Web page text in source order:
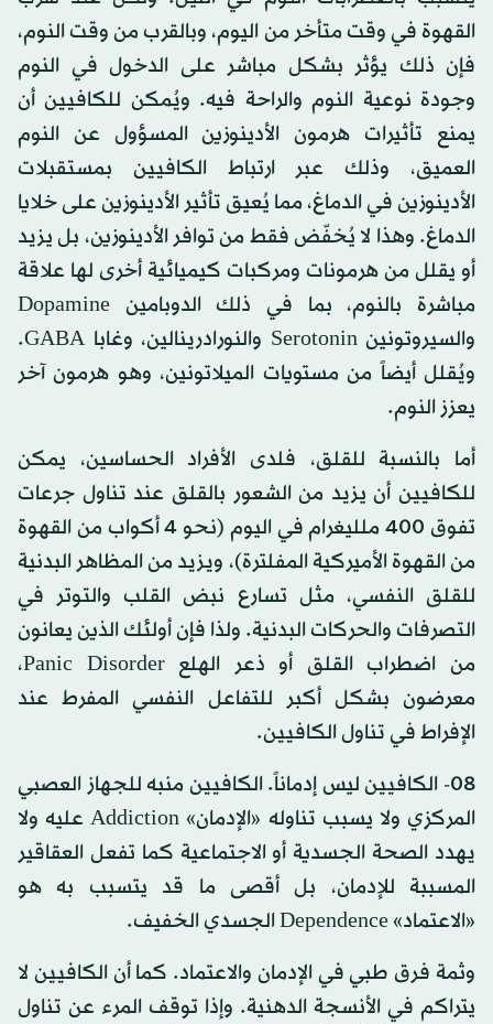
القهوة في وقت متأخر من اليوم، وبالقرب من وقت النوم،
فإن ذلك يؤثر بشكل مباشر على الدخول في النوم
وجودة نوعية النوم والراحة فيه. ويُمكن للكافيين أن
يمنع تأثيرات هرمون الأدينوزين المسؤول عن النوم
العميق، وذلك عبر ارتباط الكافيين بمستقبلات
الأدينوزين في الدماغ، مما يُعيق تأثير الأدينوزين على خلايا
الدماغ. وهذا لا يُخفّض فقط من توافر الأدينوزين، بل يزيد
أو يقلل من هرمونات ومركبات كيميائية أخرى لها علاقة
مباشرة بالنوم، بما في ذلك الدوبامين Dopamine
والسيروتونين Serotonin والنورادرينالين، وغابا GABA.
ويُقلل أيضاً من مستويات الميلاتونين، وهو هرمون آخر
يعزز النوم.
أما بالنسبة للقلق، فلدى الأفراد الحساسين، يمكن
للكافيين أن يزيد من الشعور بالقلق عند تناول جرعات
تفوق 400 ملليغرام في اليوم (نحو 4 أكواب من القهوة
من القهوة الأميركية المفلترة)، ويزيد من المظاهر البدنية
للقلق النفسي، مثل تسارع نبض القلب والتوتر في
التصرفات والحركات البدنية. ولذا فإن أولئك الذين يعانون
من اضطراب القلق أو ذعر الهلع Panic Disorder،
معرضون بشكل أكبر للتفاعل النفسي المفرط عند
الإفراط في تناول الكافيين.
08- الكافيين ليس إدماناً. الكافيين منبه للجهاز العصبي
المركزي ولا يسبب تناوله «الإدمان» Addiction عليه ولا
يهدد الصحة الجسدية أو الاجتماعية كما تفعل العقاقير
المسببة للإدمان، بل أقصى ما قد يتسبب به هو
«الاعتماد» Dependence الجسدي الخفيف.
وثمة فرق طبي في الإدمان والاعتماد. كما أن الكافيين لا
يتراكم في الأنسجة الدهنية. وإذا توقف المرء عن تناول